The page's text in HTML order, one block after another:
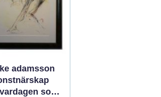
adamsson
som